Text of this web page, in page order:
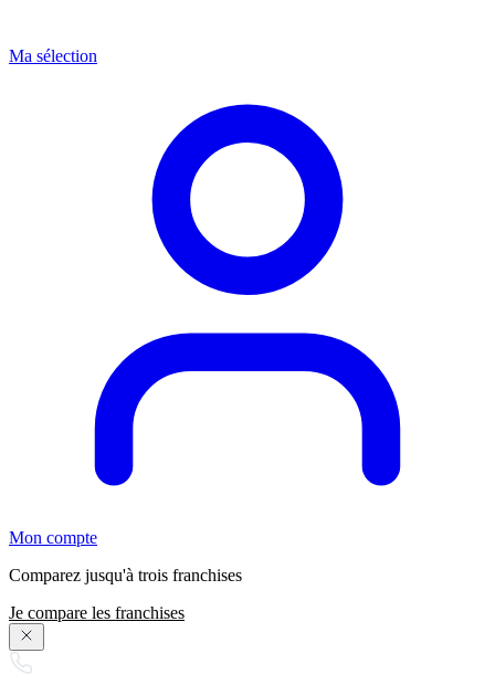
Ma sélection
Mon compte
Comparez jusqu'à trois franchises
Je compare les franchises